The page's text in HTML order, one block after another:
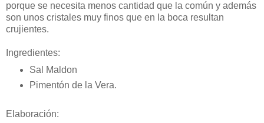
porque se necesita menos cantidad que la común y además
son unos cristales muy finos que en la boca resultan
crujientes.
Ingredientes:
Sal Maldon
Pimentón de la Vera.
Elaboración: